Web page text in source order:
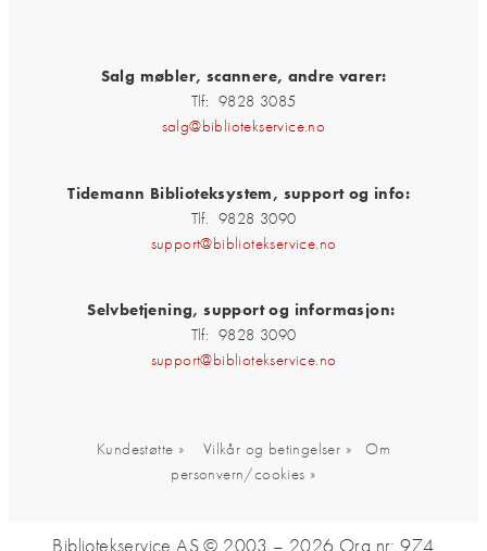
Salg møbler, scannere, andre varer:
Tlf: 9828 3085
salg@bibliotekservice.no
Tidemann Biblioteksystem, support og info:
Tlf. 9828 3090
support@bibliotekservice.no
Selvbetjening, support og informasjon:
Tlf: 9828 3090
support@bibliotekservice.no
Kundestøtte » Vilkår og betingelser »
Om
personvern/cookies »
Bibliotekservice AS © 2003 – 2026 Org.nr: 974